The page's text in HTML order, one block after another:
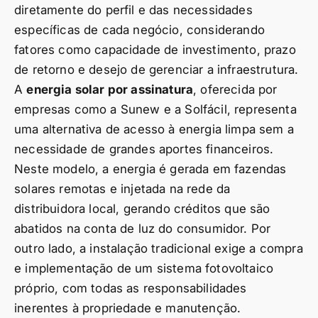
diretamente do perfil e das necessidades
específicas de cada negócio, considerando
fatores como capacidade de investimento, prazo
de retorno e desejo de gerenciar a infraestrutura.
Aenergia solar por assinatura, oferecida por
empresas como a Sunew e a Solfácil, representa
uma alternativa de acesso à energia limpa sem a
necessidade de grandes aportes financeiros.
Neste modelo, a energia é gerada em fazendas
solares remotas e injetada na rede da
distribuidora local, gerando créditos que são
abatidos na conta de luz do consumidor. Por
outro lado, a instalação tradicional exige a compra
e implementação de um sistema fotovoltaico
próprio, com todas as responsabilidades
inerentes à propriedade e manutenção.